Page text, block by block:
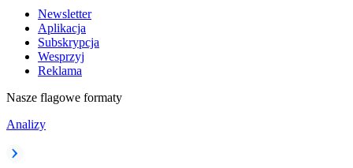
Newsletter
Aplikacja
Subskrypcja
Wesprzyj
Reklama
Nasze flagowe formaty
Analizy